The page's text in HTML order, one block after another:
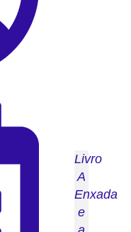
Livro
A
Enxada
e